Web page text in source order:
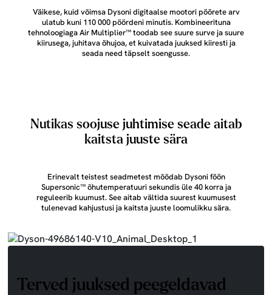
Väikese, kuid võimsa Dysoni digitaalse mootori pöörete arv
ulatub kuni 110 000 pöördeni minutis. Kombineerituna
tehnoloogiaga Air Multiplier™ toodab see suure surve ja suure
kiirusega, juhitava õhujoa, et kuivatada juuksed kiiresti ja
seada need täpselt soengusse.
Nutikas soojuse juhtimise seade aitab
kaitsta juuste sära
Erinevalt teistest seadmetest mõõdab Dysoni föön
Supersonic™ õhutemperatuuri sekundis üle 40 korra ja
reguleerib kuumust. See aitab vältida suurest kuumusest
tulenevad kahjustusi ja kaitsta juuste loomulikku sära.
Terved juuksed peegeldavad